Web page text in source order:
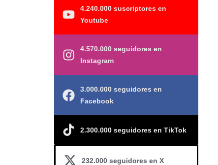
4.240.000 suscriptores en
Youtube
4.570.000 seguidores en
Instagram
3.000.000 seguidores en
Facebook
2.300.000 seguidores en TikTok
232.000 seguidores en X